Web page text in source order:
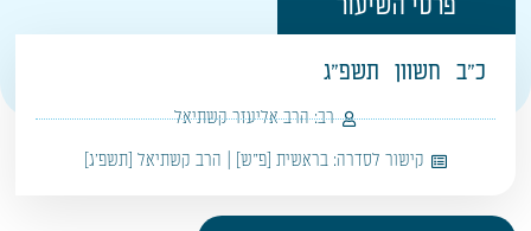
פרטי השיעור
כ"ב חשוון תשפ"ג
רב: הרב אליעזר קשתיאל
קישור לסדרה: בראשית [פ"ש] | הרב קשתיאל [תשפ'ג]